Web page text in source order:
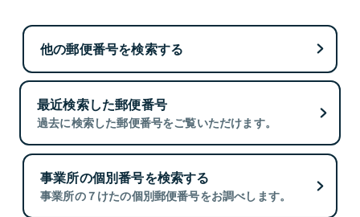
他の郵便番号を検索する
最近検索した郵便番号
過去に検索した郵便番号をご覧いただけます。
事業所の個別番号を検索する
事業所の７けたの個別郵便番号をお調べします。